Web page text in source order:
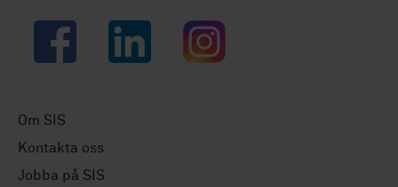
Facebook LinkedIn Instagram
Om SIS
Kontakta oss
Jobba på SIS